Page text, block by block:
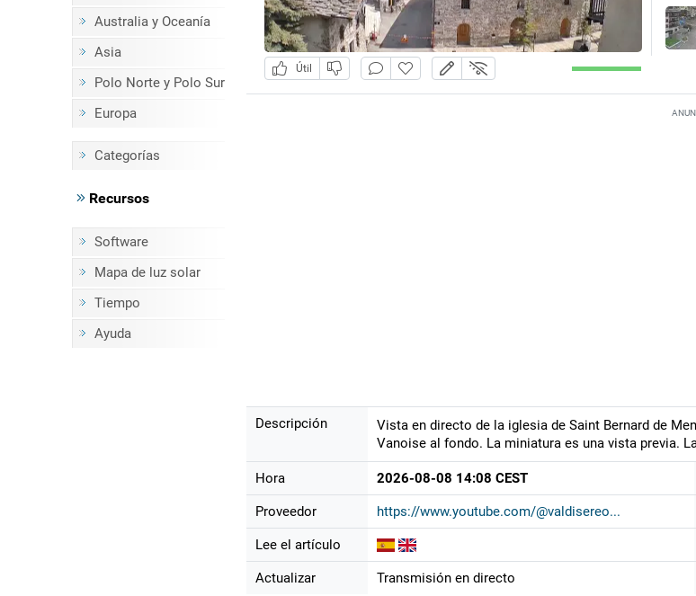
Australia y Oceanía
Asia
Polo Norte y Polo Sur
Europa
Categorías
Recursos
Software
Mapa de luz solar
Tiempo
Ayuda
Útil
Descripción
Vista en directo de la iglesia de Saint Bernard de
Vanoise al fondo. La miniatura es una vista previa.
Hora 2026-08-08 14:08 CEST
Proveedor https://www.youtube.com/@valdisereo...
Lee el artículo
Actualizar Transmisión en directo